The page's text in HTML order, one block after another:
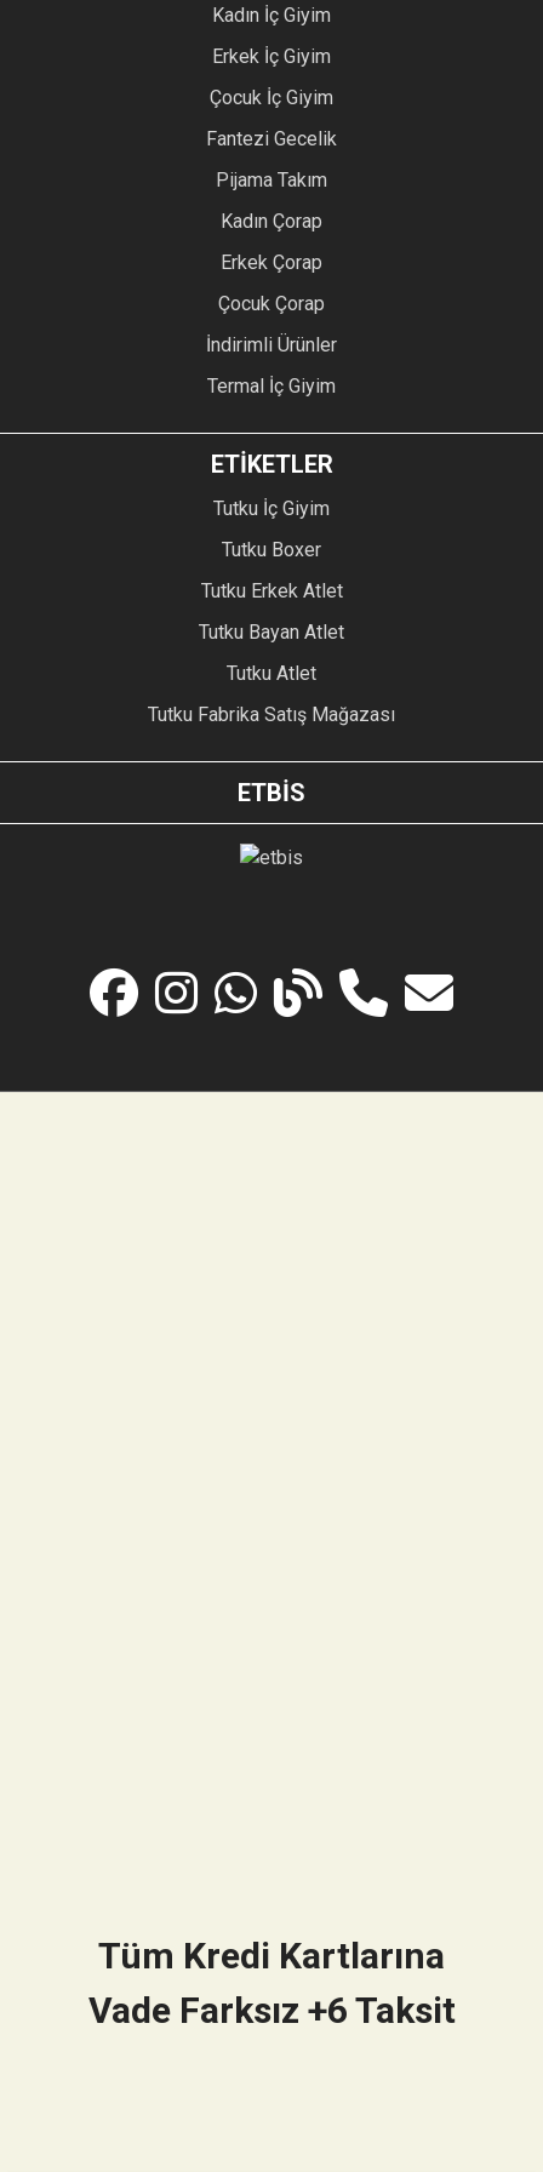
Kadın İç Giyim
Erkek İç Giyim
Çocuk İç Giyim
Fantezi Gecelik
Pijama Takım
Kadın Çorap
Erkek Çorap
Çocuk Çorap
İndirimli Ürünler
Termal İç Giyim
ETİKETLER
Tutku İç Giyim
Tutku Boxer
Tutku Erkek Atlet
Tutku Bayan Atlet
Tutku Atlet
Tutku Fabrika Satış Mağazası
ETBİS
Tüm Kredi Kartlarına
Vade Farksız +6 Taksit